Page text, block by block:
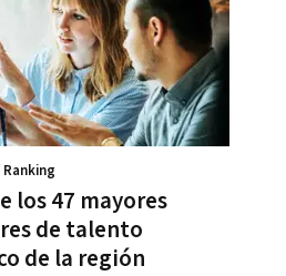
los 47 mayores
de talento
de la región
Ranking